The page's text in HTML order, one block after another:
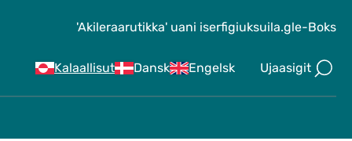
Kalaallisut Dansk Engelsk Ujaasigit
'Akileraarutikka' uani iserfigiuksuila.gle-Boks